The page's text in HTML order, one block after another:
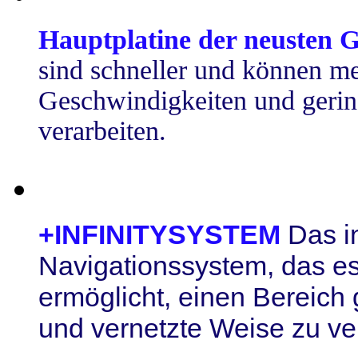
Hauptplatine der neusten
sind schneller und können
Geschwindigkeiten und
verarbeiten.
+INFINITYSYSTEM Das
Navigationssystem, das
ermöglicht, einen
und vernetzte Weise zu